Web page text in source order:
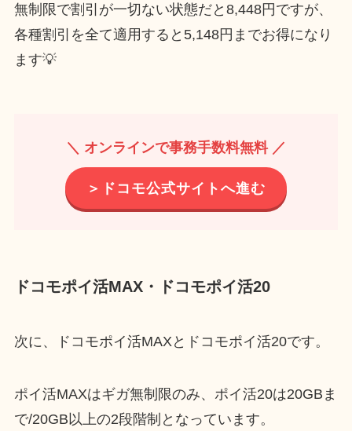
無制限で割引が一切ない状態だと8,448円ですが、
各種割引を全て適用すると5,148円までお得になり
ます💡
＼ オンラインで事務手数料無料 ／
＞ドコモ公式サイトへ進む
ドコモポイ活MAX・ドコモポイ活20
次に、ドコモポイ活MAXとドコモポイ活20です。
ポイ活MAXはギガ無制限のみ、ポイ活20は20GBま
で/20GB以上の2段階制となっています。